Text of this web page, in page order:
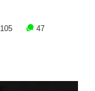
105 47